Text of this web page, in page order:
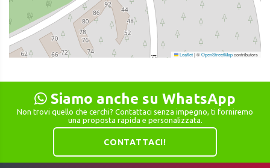
Leaflet|©OpenStreetMapcontributors
Siamo anche su WhatsApp
Non trovi quello che cerchi? Contattaci senza impegno, ti forniremo
una proposta rapida e personalizzata.
CONTATTACI!